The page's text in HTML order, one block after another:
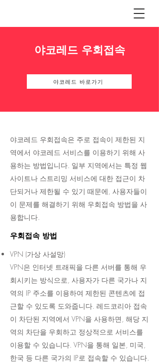
야코레드 우회접속
야코레드 바로가기
야코레드 우회접속은 주로 접속이 제한된 지
역에서 야코레드 서비스를 이용하기 위해 사
용하는 방법입니다. 일부 지역에서는 특정 웹
사이트나 스트리밍 서비스에 대한 접근이 차
단되거나 제한될 수 있기 때문에, 사용자들이
이 문제를 해결하기 위해 우회접속 방법을 사
용합니다.
우회접속 방법
VPN (가상 사설망)
VPN은 인터넷 트래픽을 다른 서버를 통해 우
회시키는 방식으로, 사용자가 다른 국가나 지
역의 IP 주소를 이용하여 제한된 콘텐츠에 접
근할 수 있도록 도와줍니다. 레드코리아 접속
이 차단된 지역에서 VPN을 사용하면, 해당 지
역의 차단을 우회하고 정상적으로 서비스를
이용할 수 있습니다. VPN을 통해 일본, 미국,
한국 등 다른 국가의 IP로 접속할 수 있습니다.